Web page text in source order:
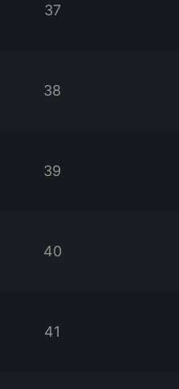
37
38
39
40
41